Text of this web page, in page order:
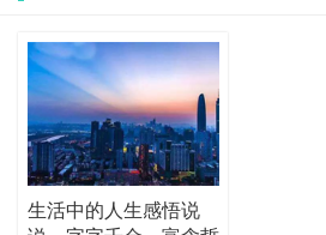
生活中的人生感悟说